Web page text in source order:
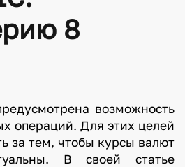
8
возможность
операций. Для этих целей
за тем, чтобы курсы валют
В своей статье